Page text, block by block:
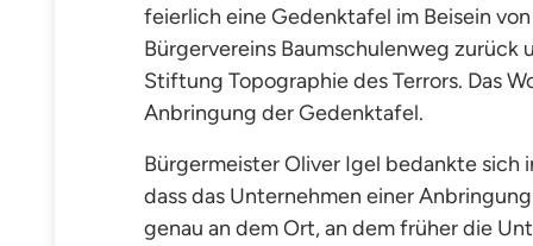
feierlich eine Gedenktafel im Beisein
Bürgervereins Baumschulenweg
Stiftung Topographie des Terrors. Das
Anbringung der Gedenktafel.
Bürgermeister Oliver Igel bedankte sich
dass das Unternehmen einer
genau an dem Ort, an dem früher die